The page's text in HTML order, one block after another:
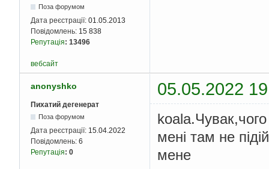
Поза форумом
Дата реєстрації: 01.05.2013
Повідомлень: 15 838
Репутація: 13496
вебсайт
anonyshko 05.05.2022
Пихатий дегенерат
Поза форумом
Дата реєстрації: 15.04.2022
Повідомлень: 6
Репутація: 0
мені там не
мене